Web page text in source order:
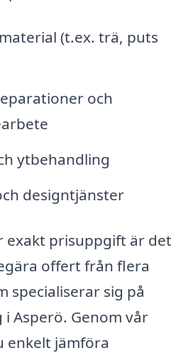
(t.ex. trä, puts
och
ytbehandling
designtjänster
exakt prisuppgift är det
offert från flera
specialiserar sig på
Asperö. Genom vår
enkelt jämföra